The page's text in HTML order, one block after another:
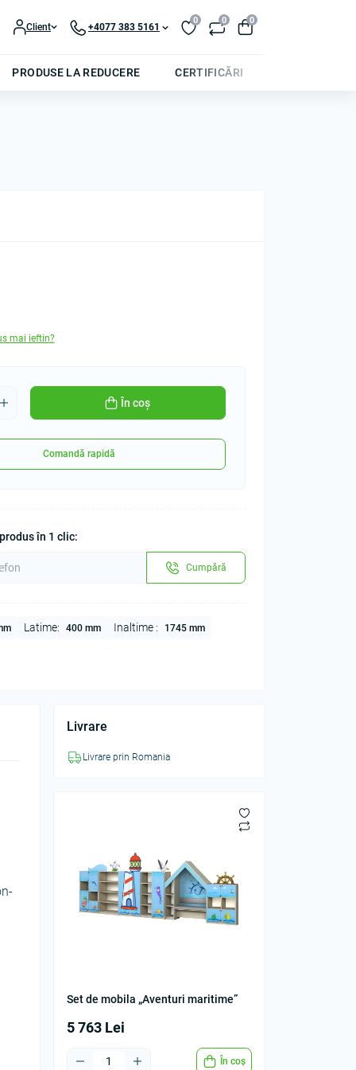
Client +4077 383 5161
0 0 0
PRODUSE LA REDUCERE CERTIFICĂRI
mai ieftin?
În coș
Comandă rapidă
în 1 clic:
Cumpără
Latime: 400 mm Inaltime : 1745 mm
Livrare
Livrare prin Romania
Set de mobila „Aventuri maritime”
5 763 Lei
În coș